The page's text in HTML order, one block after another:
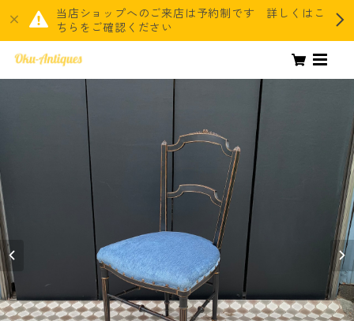
当店ショップへのご来店は予約制です 詳しくはこ
ちらをご確認ください